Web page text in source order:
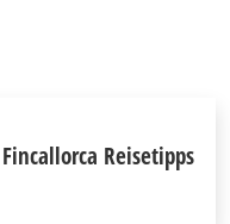
Reisetipps